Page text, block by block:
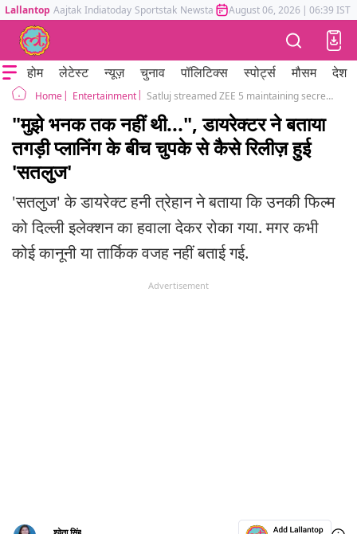
Lallantop Aajtak Indiatoday Sportstak Newstak Mumbai Tak Astrotak
August 06, 2026 | 06:39 IST
होम लेटेस्ट न्यूज़ चुनाव पॉलिटिक्स स्पोर्ट्स मौसम देश
Home Entertainment Satluj streamed ZEE 5 maintaining secrecy Honey Trehan Reveals what actually happend
"मुझे भनक तक नहीं थी...", डायरेक्टर ने बताया
तगड़ी प्लानिंग के बीच चुपके से कैसे रिलीज़ हुई
'सतलुज'
'सतलुज' के डायरेक्ट हनी त्रेहान ने बताया कि उनकी फिल्म
को दिल्ली इलेक्शन का हवाला देकर रोका गया. मगर कभी
कोई कानूनी या तार्किक वजह नहीं बताई गई.
Advertisement